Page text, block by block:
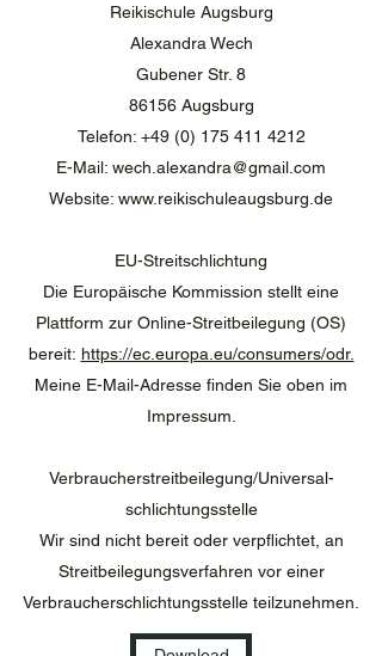
Reikischule Augsburg
Alexandra Wech
Gubener Str. 8
86156 Augsburg
Telefon: +49 (0) 175 411 4212
E-Mail: wech.alexandra@gmail.com
Website: www.reikischuleaugsburg.de
EU-Streitschlichtung
Die Europäische Kommission stellt eine
Plattform zur Online-Streitbeilegung (OS)
bereit: https://ec.europa.eu/consumers/odr.
Meine E-Mail-Adresse finden Sie oben im
Impressum.
Verbraucher­streit­beilegung/Universal­
schlichtungs­stelle
Wir sind nicht bereit oder verpflichtet, an
Streitbeilegungsverfahren vor einer
Verbraucherschlichtungsstelle teilzunehmen.